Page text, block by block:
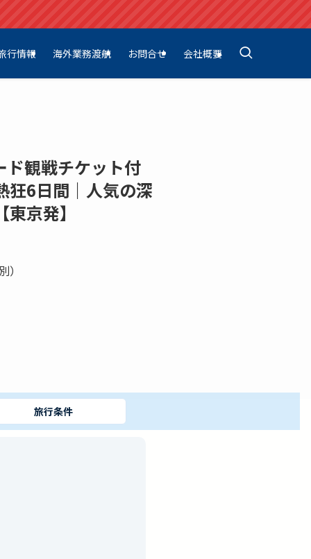
行情報 海外業務渡航 お問合せ 会社概要
観戦チケット付
6日間｜人気の深
京発】
旅行条件